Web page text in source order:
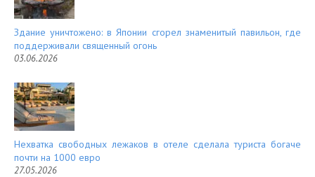
Здание уничтожено: в Японии сгорел знаменитый павильон, где
поддерживали священный огонь
03.06.2026
Нехватка свободных лежаков в отеле сделала туриста богаче
почти на 1000 евро
27.05.2026